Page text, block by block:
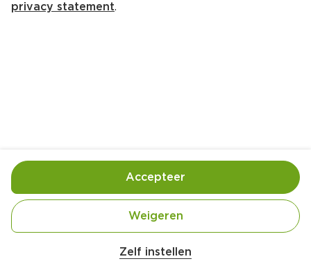
Per Fles 500 ml  (per liter €18.98)
Handige informatie over dit product
Zacht van smaak.
Super power, zelfs op hoog vuur
privacy statement.
Zelf instellen
Weigeren
Accepteer